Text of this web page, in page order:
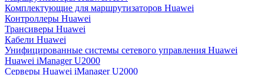
Комплектующие для маршрутизаторов Huawei
Контроллеры Huawei
Трансиверы Huawei
Кабели Huawei
Унифицированные системы сетевого управления Huawei
Huawei iManager U2000
Серверы Huawei iManager U2000